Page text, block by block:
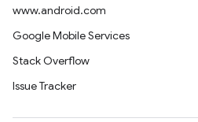
www.android.com
Google Mobile Services
Stack Overflow
Issue Tracker